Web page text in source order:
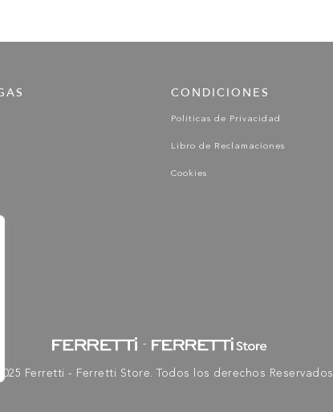
CONDICIONES
Políticas de Privacidad
Libro de Reclamaciones
Cookies
-
Ferretti - Ferretti Store. Todos los derechos Reservados